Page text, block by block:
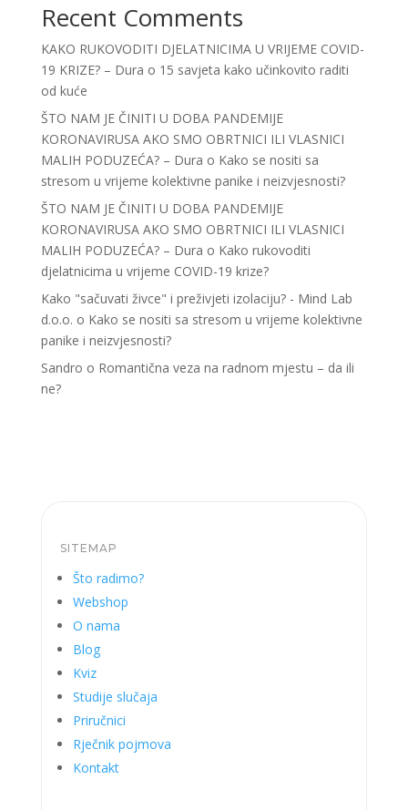
Recent Comments
KAKO RUKOVODITI DJELATNICIMA U VRIJEME COVID-
19 KRIZE? – Dura o 15 savjeta kako učinkovito raditi
od kuće
ŠTO NAM JE ČINITI U DOBA PANDEMIJE
KORONAVIRUSA AKO SMO OBRTNICI ILI VLASNICI
MALIH PODUZEĆA? – Dura o Kako se nositi sa
stresom u vrijeme kolektivne panike i neizvjesnosti?
ŠTO NAM JE ČINITI U DOBA PANDEMIJE
KORONAVIRUSA AKO SMO OBRTNICI ILI VLASNICI
MALIH PODUZEĆA? – Dura o Kako rukovoditi
djelatnicima u vrijeme COVID-19 krize?
Kako "sačuvati živce" i preživjeti izolaciju? - Mind Lab
d.o.o. o Kako se nositi sa stresom u vrijeme kolektivne
panike i neizvjesnosti?
Sandro o Romantična veza na radnom mjestu – da ili
ne?
SITEMAP
Što radimo?
Webshop
O nama
Blog
Kviz
Studije slučaja
Priručnici
Rječnik pojmova
Kontakt